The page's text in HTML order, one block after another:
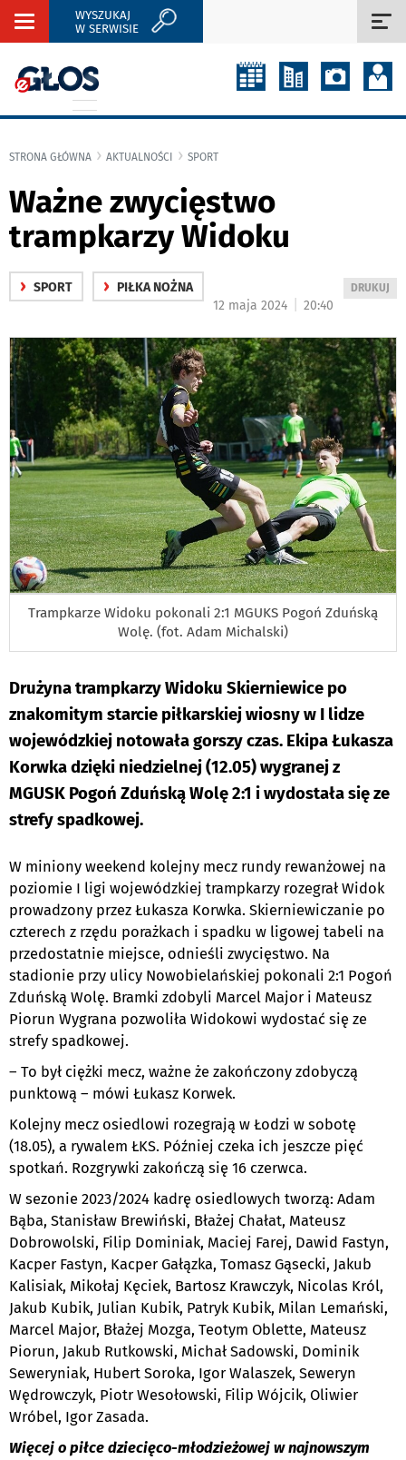
Rozwiń
WYSZUKAJ
W SERWISIE
STRONA GŁÓWNA AKTUALNOŚCI SPORT
Ważne zwycięstwo
trampkarzy Widoku
› SPORT › PIŁKA NOŻNA
WYDRUKUJ
DRUKUJ
12 maja 2024 20:40
Trampkarze Widoku pokonali 2:1 MGUKS Pogoń Zduńską
Wolę. (fot. Adam Michalski)
Drużyna trampkarzy Widoku Skierniewice po
znakomitym starcie piłkarskiej wiosny w I lidze
wojewódzkiej notowała gorszy czas. Ekipa Łukasza
Korwka dzięki niedzielnej (12.05) wygranej z
MGUSK Pogoń Zduńską Wolę 2:1 i wydostała się ze
strefy spadkowej.
W miniony weekend kolejny mecz rundy rewanżowej na
poziomie I ligi wojewódzkiej trampkarzy rozegrał Widok
prowadzony przez Łukasza Korwka. Skierniewiczanie po
czterech z rzędu porażkach i spadku w ligowej tabeli na
przedostatnie miejsce, odnieśli zwycięstwo. Na
stadionie przy ulicy Nowobielańskiej pokonali 2:1 Pogoń
Zduńską Wolę. Bramki zdobyli Marcel Major i Mateusz
Piorun Wygrana pozwoliła Widokowi wydostać się ze
strefy spadkowej.
– To był ciężki mecz, ważne że zakończony zdobyczą
punktową – mówi Łukasz Korwek.
Kolejny mecz osiedlowi rozegrają w Łodzi w sobotę
(18.05), a rywalem ŁKS. Później czeka ich jeszcze pięć
spotkań. Rozgrywki zakończą się 16 czerwca.
W sezonie 2023/2024 kadrę osiedlowych tworzą: Adam
Bąba, Stanisław Brewiński, Błażej Chałat, Mateusz
Dobrowolski, Filip Dominiak, Maciej Farej, Dawid Fastyn,
Kacper Fastyn, Kacper Gałązka, Tomasz Gąsecki, Jakub
Kalisiak, Mikołaj Kęciek, Bartosz Krawczyk, Nicolas Król,
Jakub Kubik, Julian Kubik, Patryk Kubik, Milan Lemański,
Marcel Major, Błażej Mozga, Teotym Oblette, Mateusz
Piorun, Jakub Rutkowski, Michał Sadowski, Dominik
Seweryniak, Hubert Soroka, Igor Walaszek, Seweryn
Wędrowczyk, Piotr Wesołowski, Filip Wójcik, Oliwier
Wróbel, Igor Zasada.
Więcej o piłce dziecięco-młodzieżowej w najnowszym